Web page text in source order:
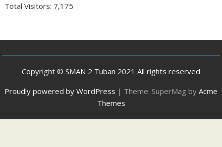
Total Visitors: 7,175
Copyright © SMAN 2 Tuban 2021 All rights reserved
Proudly powered by WordPress | Theme: SuperMag by Acme
Themes